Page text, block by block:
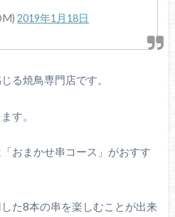
2019年1月18日
る焼鳥専門店です。
す。
おまかせ串コース」がおすす
た8本の串を楽しむことが出来